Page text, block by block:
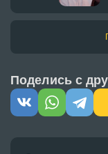
Поделись с